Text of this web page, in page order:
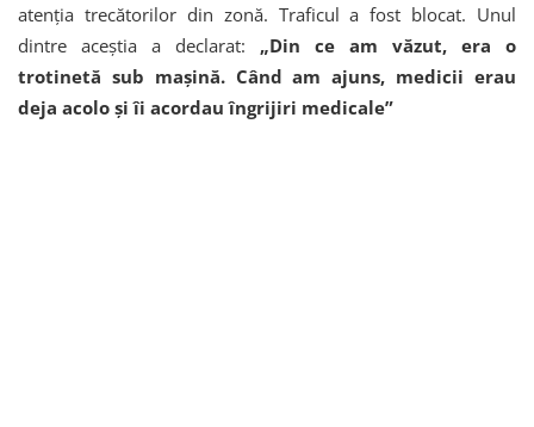
atenția trecătorilor din zonă. Traficul a fost blocat. Unul
dintre aceștia a declarat: „Din ce am văzut, era o
trotinetă sub mașină. Când am ajuns, medicii erau
deja acolo și îi acordau îngrijiri medicale”